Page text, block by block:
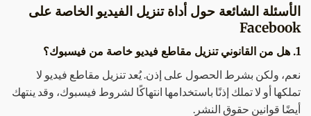
الأسئلة الشائعة حول أداة تنزيل الفيديو الخاصة على
Facebook
1. هل من القانوني تنزيل مقاطع فيديو خاصة من فيسبوك؟
نعم، ولكن بشرط الحصول على إذن. يُعد تنزيل مقاطع فيديو لا
تملكها أو لا تملك إذنًا باستخدامها انتهاكًا لشروط فيسبوك، وقد ينتهك
أيضًا قوانين حقوق النشر.